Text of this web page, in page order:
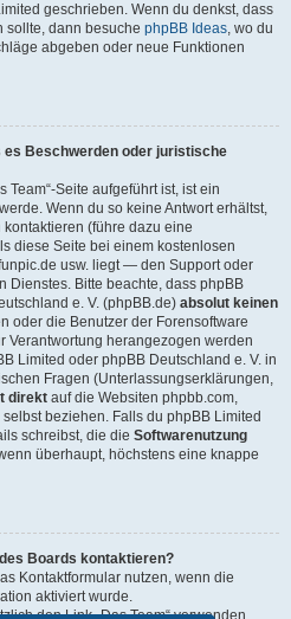
geschrieben. Wenn du denkst, dass
sollte, dann besuche phpBB Ideas, wo du
abgeben oder neue Funktionen
es Beschwerden oder juristische
Team“-Seite aufgeführt ist, ist ein
Wenn du so keine Antwort erhältst,
(führe dazu eine
diese Seite bei einem kostenlosen
usw. liegt — den Support oder
Dienstes. Bitte beachte, dass phpBB
e. V. (phpBB.de) absolut keinen
oder die Benutzer der Forensoftware
Verantwortung herangezogen werden
Limited oder phpBB Deutschland e. V. in
Fragen (Unterlassungserklärungen,
direkt auf die Websiten phpbb.com,
beziehen. Falls du phpBB Limited
schreibst, die die Softwarenutzung
überhaupt, höchstens eine knappe
Boards kontaktieren?
Kontaktformular nutzen, wenn die
aktiviert wurde.
den Link „Das Team“ verwenden.